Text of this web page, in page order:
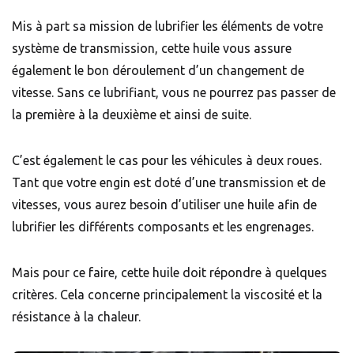
Mis à part sa mission de lubrifier les éléments de votre
système de transmission, cette huile vous assure
également le bon déroulement d’un changement de
vitesse. Sans ce lubrifiant, vous ne pourrez pas passer de
la première à la deuxième et ainsi de suite.
C’est également le cas pour les véhicules à deux roues.
Tant que votre engin est doté d’une transmission et de
vitesses, vous aurez besoin d’utiliser une huile afin de
lubrifier les différents composants et les engrenages.
Mais pour ce faire, cette huile doit répondre à quelques
critères. Cela concerne principalement la viscosité et la
résistance à la chaleur.